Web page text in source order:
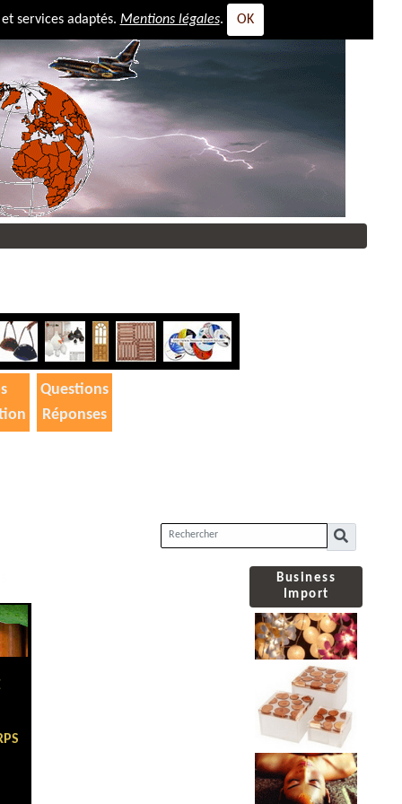
services adaptés. Mentions légales. OK
Questions
Réponses
Business
Import